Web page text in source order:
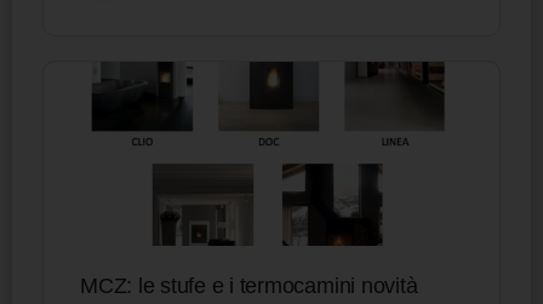
MCZ: le stufe e i termocamini novità